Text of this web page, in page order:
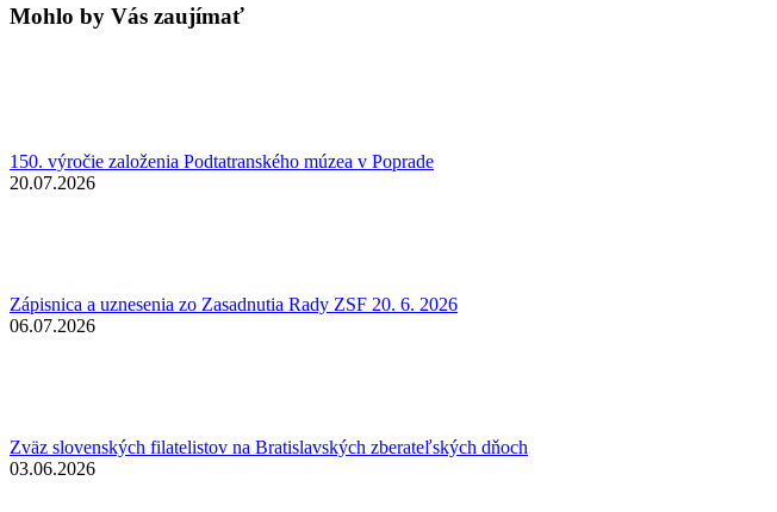
Mohlo by Vás zaujímať
150. výročie založenia Podtatranského múzea v Poprade
20.07.2026
Zápisnica a uznesenia zo Zasadnutia Rady ZSF 20. 6. 2026
06.07.2026
Zväz slovenských filatelistov na Bratislavských zberateľských dňoch
03.06.2026